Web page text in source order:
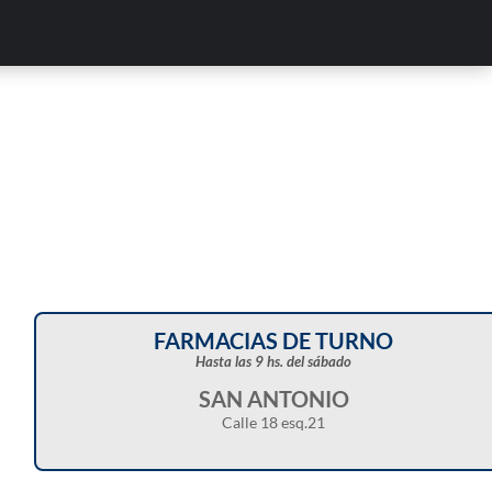
FARMACIAS DE TURNO
Hasta las 9 hs. del sábado
SAN ANTONIO
Calle 18 esq.21